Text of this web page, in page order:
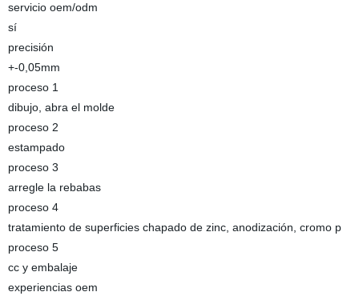
servicio oem/odm
sí
precisión
+-0,05mm
proceso 1
dibujo, abra el molde
proceso 2
estampado
proceso 3
arregle la rebabas
proceso 4
tratamiento de superficies chapado de zinc, anodización, cromo p
proceso 5
cc y embalaje
experiencias oem